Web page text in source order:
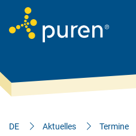
DE Aktuelles Termine